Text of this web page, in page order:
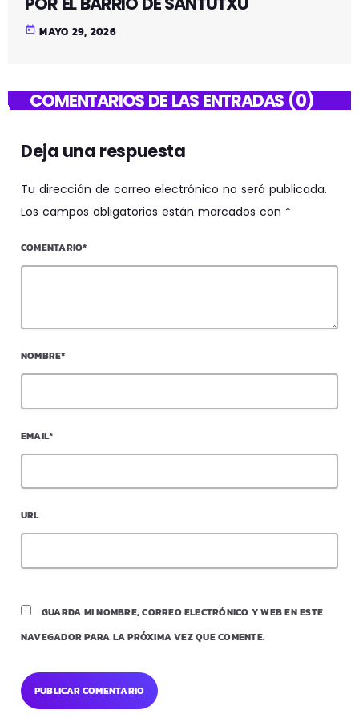
today MAYO 29, 2026
COMENTARIOS DE LAS ENTRADAS (0)
Deja una respuesta
Tu dirección de correo electrónico no será publicada.
Los campos obligatorios están marcados con *
COMENTARIO*
NOMBRE*
EMAIL*
URL
GUARDA MI NOMBRE, CORREO ELECTRÓNICO Y WEB EN ESTE
NAVEGADOR PARA LA PRÓXIMA VEZ QUE COMENTE.